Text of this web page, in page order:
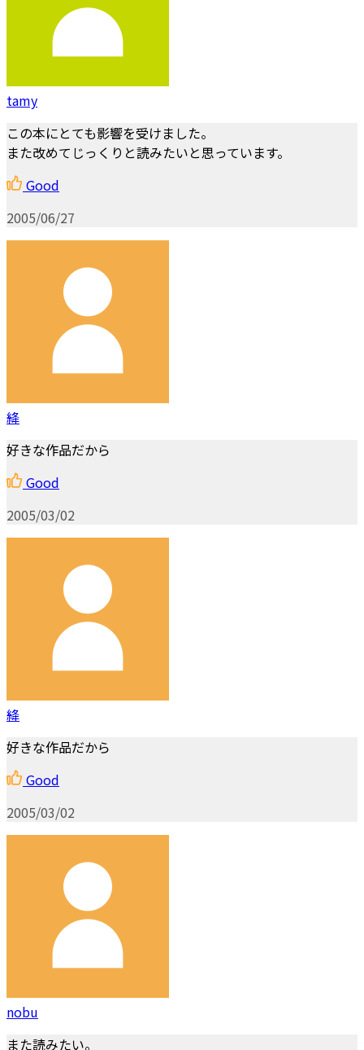
tamy
この本にとても影響を受けました。
また改めてじっくりと読みたいと思っています。
Good
2005/06/27
絳
好きな作品だから
Good
2005/03/02
絳
好きな作品だから
Good
2005/03/02
nobu
また読みたい。